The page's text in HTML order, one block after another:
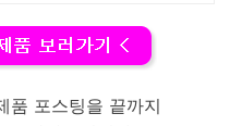
품 포스팅을 끝까지